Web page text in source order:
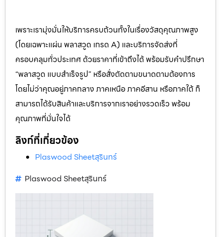
เพราะเรามุ่งมั่นให้บริการครบถ้วนทั้งในเรื่องวัสดุคุณภาพสูง
(โดยเฉพาะแผ่น พลาสวูด เกรด A) และบริการจัดส่งที่
ครอบคลุมทั่วประเทศ ด้วยราคาที่เข้าถึงได้ พร้อมรับคำปรึกษา
“พลาสวูด แบบสำเร็จรูป” หรือสั่งตัดตามขนาดตามต้องการ
โดยไม่ว่าคุณอยู่ภาคกลาง ภาคเหนือ ภาคอีสาน หรือภาคใต้ ก็
สามารถได้รับสินค้าและบริการจากเราอย่างรวดเร็ว พร้อม
คุณภาพที่มั่นใจได้
ลิงก์ที่เกี่ยวข้อง
Plaswood Sheetสุรินทร์
Plaswood Sheetสุรินทร์